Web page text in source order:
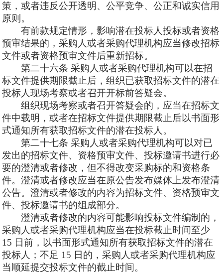
策，或者违反公开透明、公平竞争、公正和诚实信用
原则。
有前款规定情形，影响潜在投标人投标或者资格
预审结果的，采购人或者采购代理机构应当修改招标
文件或者资格预审文件后重新招标。
第二十六条 采购人或者采购代理机构可以在招
标文件提供期限截止后，组织已获取招标文件的潜在
投标人现场考察或者召开开标前答疑会。
组织现场考察或者召开答疑会的，应当在招标文
件中载明，或者在招标文件提供期限截止后以书面形
式通知所有获取招标文件的潜在投标人。
第二十七条 采购人或者采购代理机构可以对已
发出的招标文件、资格预审文件、投标邀请书进行必
要的澄清或者修改，但不得改变采购标的和资格条
件。澄清或者修改应当在原公告发布媒体上发布澄清
公告。澄清或者修改的内容为招标文件、资格预审文
件、投标邀请书的组成部分。
澄清或者修改的内容可能影响投标文件编制的，
采购人或者采购代理机构应当在投标截止时间至少
15 日前，以书面形式通知所有获取招标文件的潜在
投标人；不足 15 日的，采购人或者采购代理机构应
当顺延提交投标文件的截止时间。